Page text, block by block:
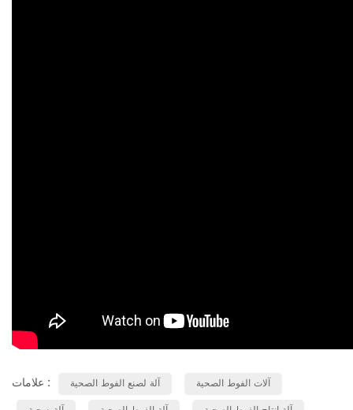
علامات : آلة لصنع الفوط الصحية
آلات الفوط الصحية